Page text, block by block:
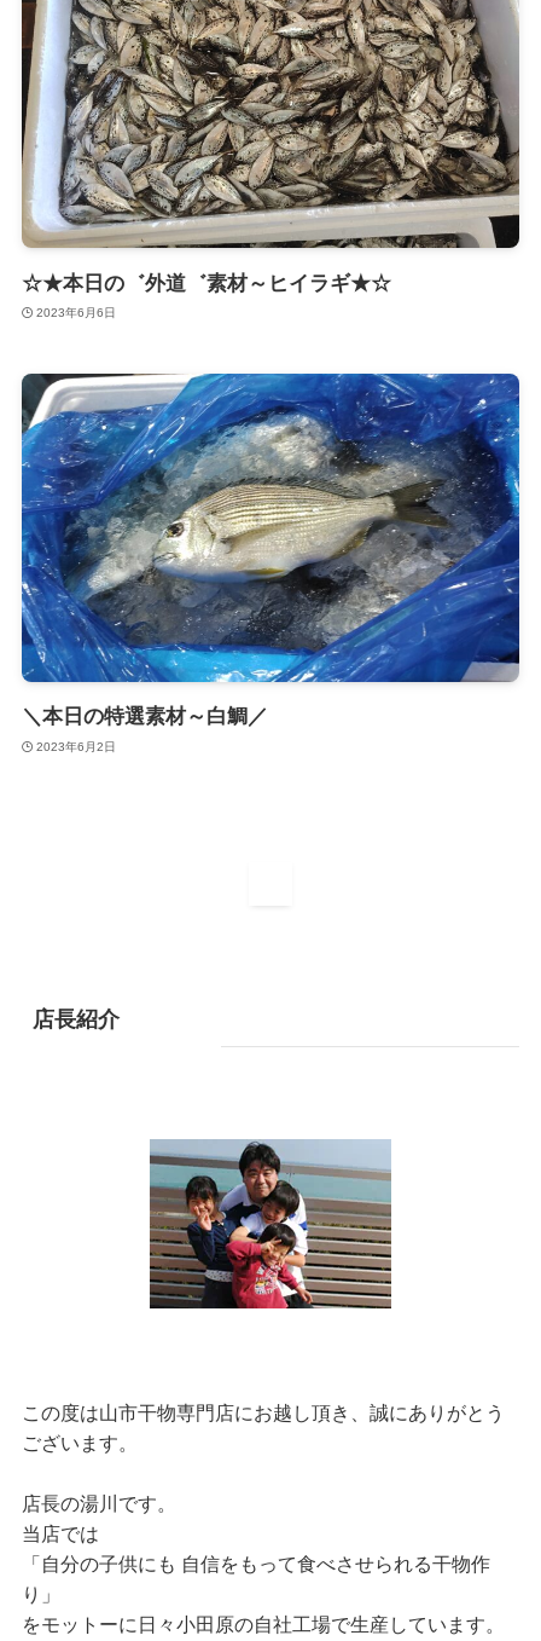
☆★本日の゛外道゛素材～ヒイラギ★☆
2023年6月6日
＼本日の特選素材～白鯛／
2023年6月2日
店長紹介
この度は山市干物専門店にお越し頂き、誠にありがとう
ございます。
店長の湯川です。
当店では
「自分の子供にも 自信をもって食べさせられる干物作
り」
をモットーに日々小田原の自社工場で生産しています。